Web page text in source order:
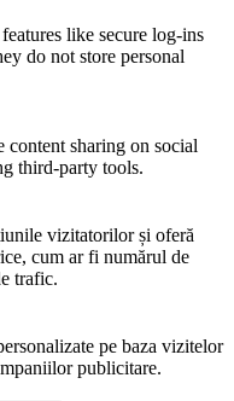
like secure log-ins
do not store personal
content sharing on social
third-party tools.
vizitatorilor și oferă
cum ar fi numărul de
trafic.
pe baza vizitelor
publicitare.